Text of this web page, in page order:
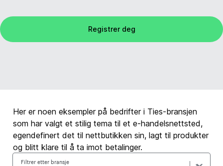
Registrer deg
Her er noen eksempler på bedrifter i Ties-bransjen
som har valgt et stilig tema til et e-handelsnettsted,
egendefinert det til nettbutikken sin, lagt til produkter
og blitt klare til å ta imot betalinger.
Filtrer etter bransje